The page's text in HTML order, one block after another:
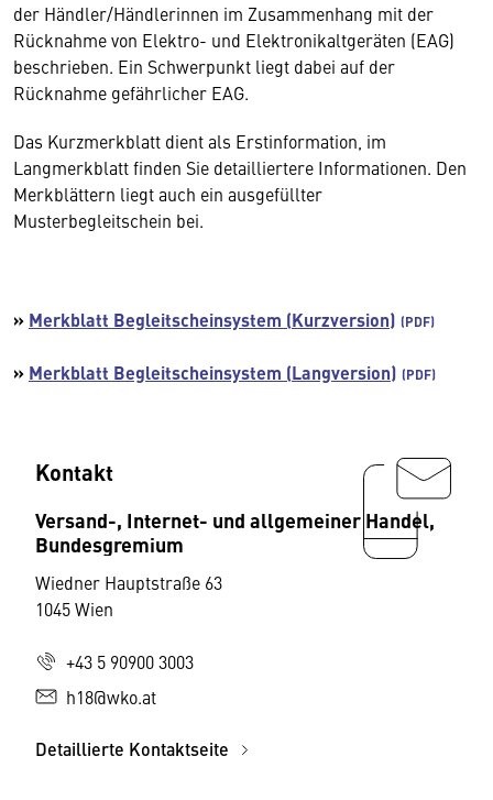
der Händler/Händlerinnen im Zusammenhang mit der
Rücknahme von Elektro- und Elektronikaltgeräten (EAG)
beschrieben. Ein Schwerpunkt liegt dabei auf der
Rücknahme gefährlicher EAG.
Das Kurzmerkblatt dient als Erstinformation, im
Langmerkblatt finden Sie detailliertere Informationen. Den
Merkblättern liegt auch ein ausgefüllter
Musterbegleitschein bei.
» Merkblatt Begleitscheinsystem (Kurzversion)
» Merkblatt Begleitscheinsystem (Langversion)
Kontakt
Versand-, Internet- und allgemeiner Handel,
Bundesgremium
Wiedner Hauptstraße 63
1045 Wien
+43 5 90900 3003
h18@wko.at
Detaillierte Kontaktseite